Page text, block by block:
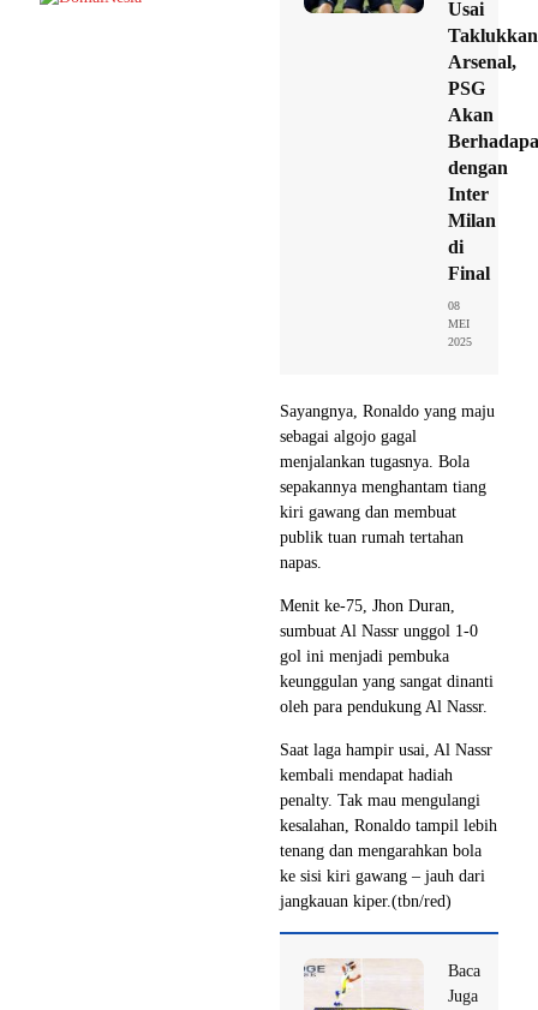
Usai
Taklukkan
Arsenal,
PSG
Akan
dengan
Inter
Milan
di
Final
08
MEI
2025
Sayangnya, Ronaldo yang maju
sebagai algojo gagal
menjalankan tugasnya. Bola
sepakannya menghantam tiang
kiri gawang dan membuat
publik tuan rumah tertahan
napas.
Menit ke-75, Jhon Duran,
sumbuat Al Nassr unggol 1-0
gol ini menjadi pembuka
keunggulan yang sangat dinanti
oleh para pendukung Al Nassr.
Saat laga hampir usai, Al Nassr
kembali mendapat hadiah
penalty. Tak mau mengulangi
kesalahan, Ronaldo tampil lebih
tenang dan mengarahkan bola
ke sisi kiri gawang – jauh dari
jangkauan kiper.(tbn/red)
Baca
Juga